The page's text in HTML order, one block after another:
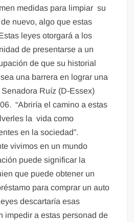
medidas para limpiar su
nuevo, algo que estas
leyes otorgará a los
de presentarse a un
de que su historial
una barrera en lograr una
Ruíz (D-Essex)
“Abriría el camino a estas
la vida como
en la sociedad”.
vivimos en un mundo
puede significar la
que puede obtener un
para comprar un auto
descartaría esas
impedir a estas personad de